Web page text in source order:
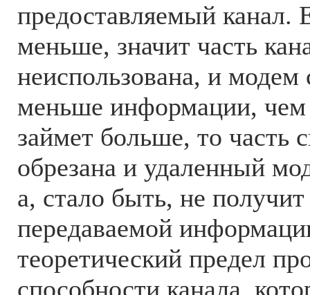
предоставляемый канал.
меньше, значит часть
неиспользована, и модем
меньше информации,
займет больше, то часть
обрезана и удаленный
а, стало быть, не
передаваемой
теоретический предел
способности канала,